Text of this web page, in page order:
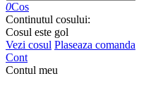
0Cos
Continutul cosului:
Cosul este gol
Vezi cosul Plaseaza comanda
Cont
Contul meu